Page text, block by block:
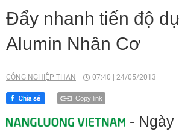
Đẩy nhanh tiến độ
Alumin Nhân Cơ
CÔNG NGHIỆP THAN 07:40 24/05/2013
Copy link
- Ngày